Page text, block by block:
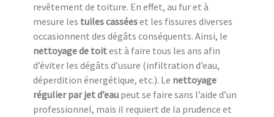
revêtement de toiture. En effet, au fur et à
mesure les tuiles casséeset les fissures diverses
occasionnent des dégâts conséquents. Ainsi, le
nettoyage de toitest à faire tous les ans afin
d’éviter les dégâts d’usure (infiltration d’eau,
déperdition énergétique, etc.). Le nettoyage
régulier par jet d’eau peut se faire sans l’aide d’un
professionnel, mais il requiert de la prudence et